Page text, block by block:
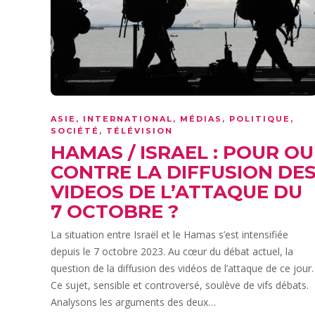
ASIE , INTERNATIONAL , MÉDIAS , POLITIQUE ,
SOCIÉTÉ , TÉLÉVISION
HAMAS / ISRAEL : POUR OU
CONTRE LA DIFFUSION
VIDEOS DE L’ATTAQUE DU
7 OCTOBRE ?
La situation entre Israël et le Hamas s’est intensifiée
depuis le 7 octobre 2023. Au cœur du débat actuel, la
question de la diffusion des vidéos de l’attaque de ce jour.
Ce sujet, sensible et controversé, soulève de vifs débats.
Analysons les arguments des deux…